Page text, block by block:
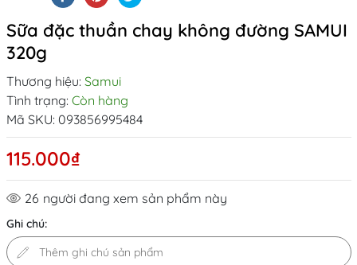
Sữa đặc thuần chay không đường SAMUI
320g
Thương hiệu: Samui
Tình trạng: Còn hàng
Mã SKU: 093856995484
115.000₫
26 người đang xem sản phẩm này
Ghi chú: